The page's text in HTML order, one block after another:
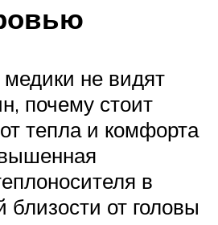
не видят
почему стоит
тепла и комфорта
в
близости от головы